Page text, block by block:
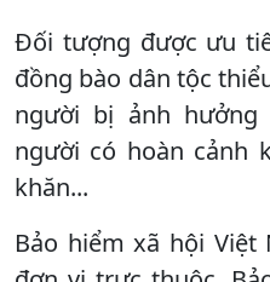
Đối tượng được ưu
đồng bào dân tộc
người bị ảnh
người có hoàn cảnh
khăn...
Bảo hiểm xã hội Việt